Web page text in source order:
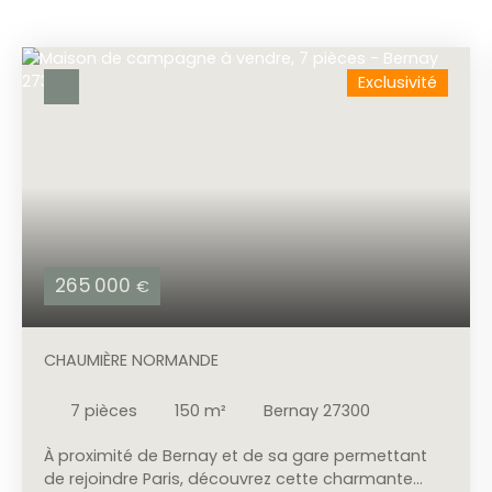
265 000 €
Exclusivité
CHAUMIÈRE NORMANDE
7 pièces 150 m² Bernay 27300
À proximité de Bernay et de sa gare permettant
de rejoindre Paris, découvrez cette charmante